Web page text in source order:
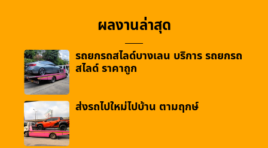
ผลงานล่าสุด
รถยกรถสไลด์บางเลน บริการ รถยกรถ
สไลด์ ราคาถูก
ส่งรถไปใหม่ไปบ้าน ตามฤกษ์